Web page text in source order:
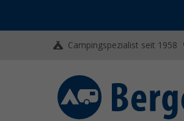
Campingspezialist seit 1958